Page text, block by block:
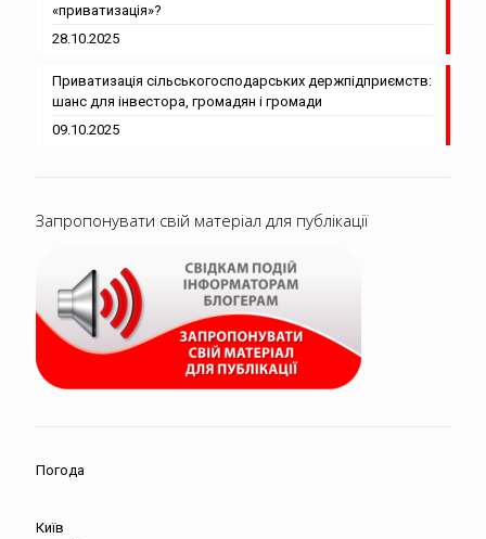
«приватизація»?
28.10.2025
Приватизація сільськогосподарських держпідприємств:
шанс для інвестора, громадян і громади
09.10.2025
Запропонувати свій матеріал для публікації
Погода
Київ